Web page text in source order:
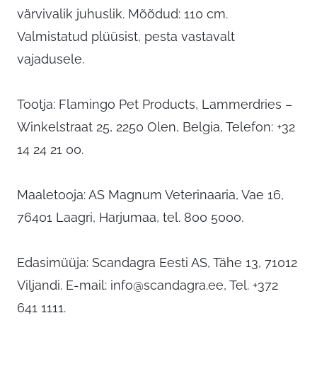
värvivalik juhuslik. Mõõdud: 110 cm.
Valmistatud plüüsist, pesta vastavalt
vajadusele.
Tootja: Flamingo Pet Products, Lammerdries –
Winkelstraat 25, 2250 Olen, Belgia, Telefon: +32
14 24 21 00.
Maaletooja: AS Magnum Veterinaaria, Vae 16,
76401 Laagri, Harjumaa, tel. 800 5000.
Edasimüüja: Scandagra Eesti AS, Tähe 13, 71012
Viljandi. E-mail: info@scandagra.ee, Tel. +372
641 1111.